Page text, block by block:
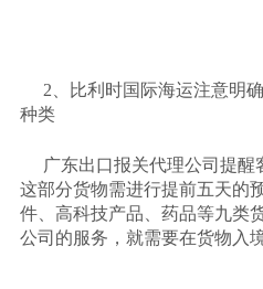
2、比利时国际海运注意明
种类
广东出口报关代理公司提醒
这部分货物需进行提前五天的
件、高科技产品、药品等九类
公司的服务，就需要在货物入